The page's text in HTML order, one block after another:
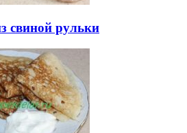
свиной рульки